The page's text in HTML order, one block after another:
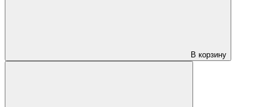
В корзину